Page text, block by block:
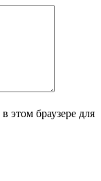
этом браузере для